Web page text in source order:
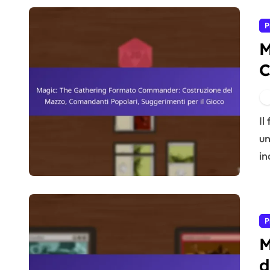
Il formato Commander di Magic: The Gathering offre